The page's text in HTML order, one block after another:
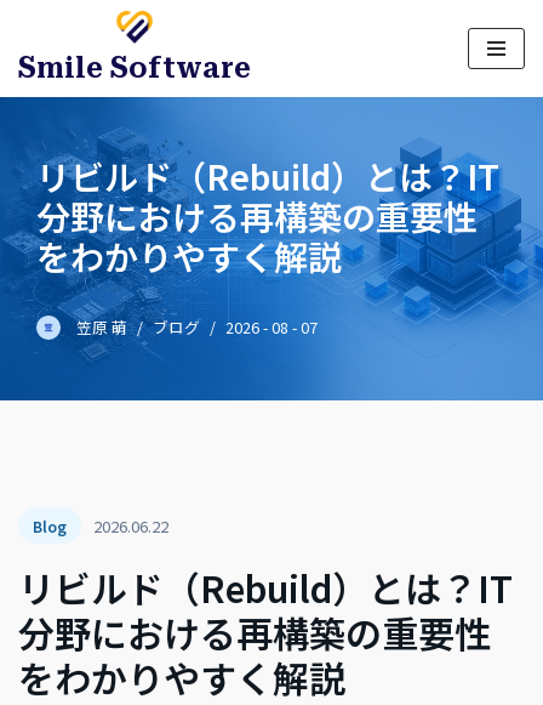
Smile Software
リビルド（Rebuild）とは？IT
分野における再構築の重要性
をわかりやすく解説
笠原 萌 ブログ 2026 - 08 - 07
Blog 2026.06.22
リビルド（Rebuild）とは？IT
分野における再構築の重要性
をわかりやすく解説
Họ và tên
Email*